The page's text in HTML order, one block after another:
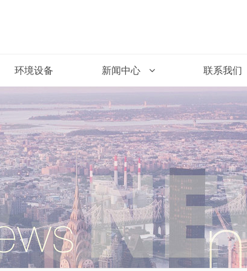
环境设备 新闻中心 联系我们